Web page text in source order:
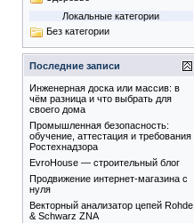
Локальные категории
Без категории
Последние записи
Инженерная доска или массив: в
чём разница и что выбрать для
своего дома
Промышленная безопасность:
обучение, аттестация и требования
Ростехнадзора
EvroHouse — строительный блог
Продвижение интернет-магазина с
нуля
Векторный анализатор цепей Rohde
& Schwarz ZNA